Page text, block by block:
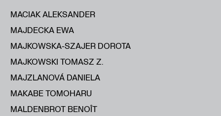
MACIAK ALEKSANDER
MAJDECKA EWA
MAJKOWSKA-SZAJER DOROTA
MAJKOWSKI TOMASZ Z.
MAJZLANOVÁ DANIELA
MAKABE TOMOHARU
MALDENBROT BENOÎT